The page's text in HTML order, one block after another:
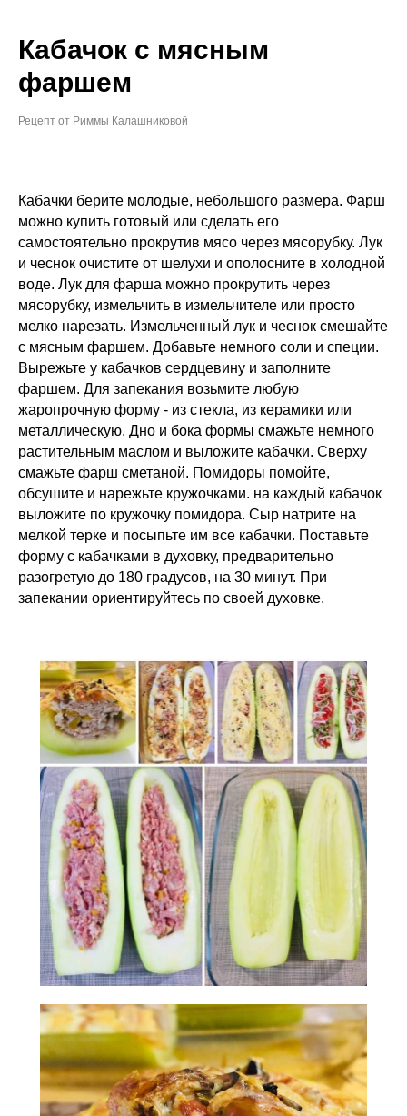
Кабачок с мясным
фаршем
Рецепт от Риммы Калашниковой
Кабачки берите молодые, небольшого размера. Фарш
можно купить готовый или сделать его
самостоятельно прокрутив мясо через мясорубку. Лук
и чеснок очистите от шелухи и ополосните в холодной
воде. Лук для фарша можно прокрутить через
мясорубку, измельчить в измельчителе или просто
мелко нарезать. Измельченный лук и чеснок смешайте
с мясным фаршем. Добавьте немного соли и специи.
Вырежьте у кабачков сердцевину и заполните
фаршем. Для запекания возьмите любую
жаропрочную форму - из стекла, из керамики или
металлическую. Дно и бока формы смажьте немного
растительным маслом и выложите кабачки. Сверху
смажьте фарш сметаной. Помидоры помойте,
обсушите и нарежьте кружочками. на каждый кабачок
выложите по кружочку помидора. Сыр натрите на
мелкой терке и посыпьте им все кабачки. Поставьте
форму с кабачками в духовку, предварительно
разогретую до 180 градусов, на 30 минут. При
запекании ориентируйтесь по своей духовке.